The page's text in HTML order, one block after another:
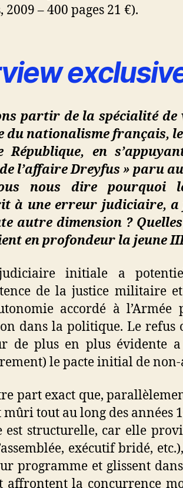
– 400 pages 21 €).
partir de la spécialité
du nationalisme français,
République, en
l’affaire Dreyfus » paru
nous dire pourquoi
à une erreur judiciaire, a
autre dimension ?
en profondeur la jeune
judiciaire initiale a
de la justice militaire
accordé à
dans la politique. Le refus
de plus en plus évidente
le pacte initial de non-
part exact que,
tout au long des années
est structurelle, car elle
exécutif bridé,
programme et glissent
affrontent la concurrence